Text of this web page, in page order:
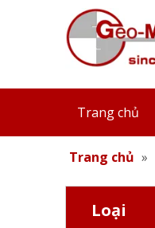
Trang chủ
Trang chủ »
Loại